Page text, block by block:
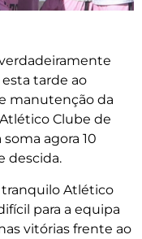
tarde ao
manutenção da
Clube de
agora 10
descida.
tranquilo Atlético
para a equipa
vitórias frente ao